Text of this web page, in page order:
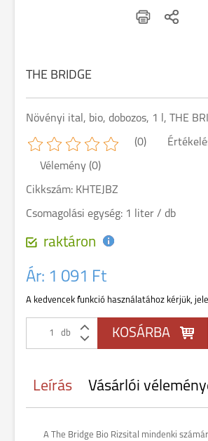
THE BRIDGE
Növényi ital, bio, dobozos, 1 l, THE
(0)
Vélemény (0)
Cikkszám: KHTEJBZ
Csomagolási egység: 1 liter / db
raktáron
Ár: 1 091 Ft
A kedvencek funkció használatához kérjük,
db
Leírás Vásárlói
A The Bridge Bio Rizsital mindenki